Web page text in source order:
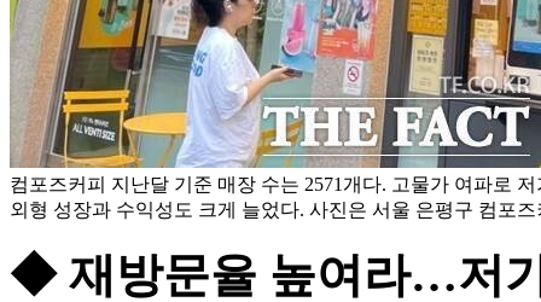
컴포즈커피 지난달 기준 매장 수는 2571개다. 고물가 여파로
외형 성장과 수익성도 크게 늘었다. 사진은 서울 은평구 컴포
◆ 재방문율 높여라…저